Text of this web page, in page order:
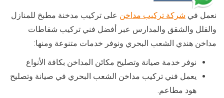
نعمل في شركة تركيب مداخن على تركيب مدخنة مطبخ للمنازل
والفلل والشقق والمدارس عبر أفضل فني تركيب شفاطات
مداخن هندي الشعب البحري ونوفر خدمات متنوعة ومنها:
نوفر خدمة صيانة وتصليح مكائن المداخن بكافة الأنواع
يعمل فني تركيب مداخن الشعب البحري في صيانة وتصليح
هود مطاعم.